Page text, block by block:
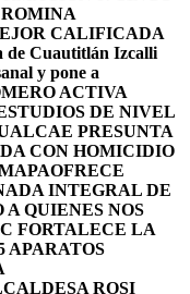
CALIFICADA
de Cuautitlán Izcalli
y pone a
ACTIVA
DE NIVEL
CAE PRESUNTA
CON HOMICIDIO
OFRECE
INTEGRAL DE
QUIENES NOS
FORTALECE LA
APARATOS
ROSI